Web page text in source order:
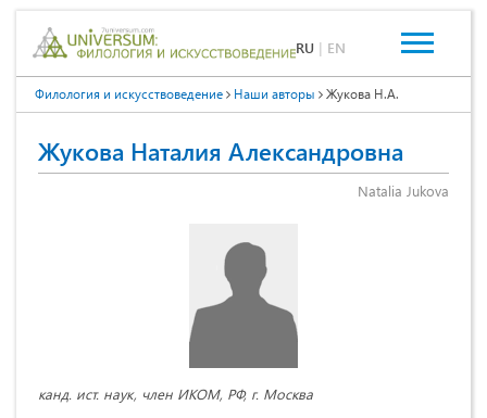
RU | EN
Филология и искусствоведение Наши авторы Жукова Н.А.
Жукова Наталия Александровна
Natalia Jukova
канд. ист. наук, член ИКОМ, РФ, г. Москва